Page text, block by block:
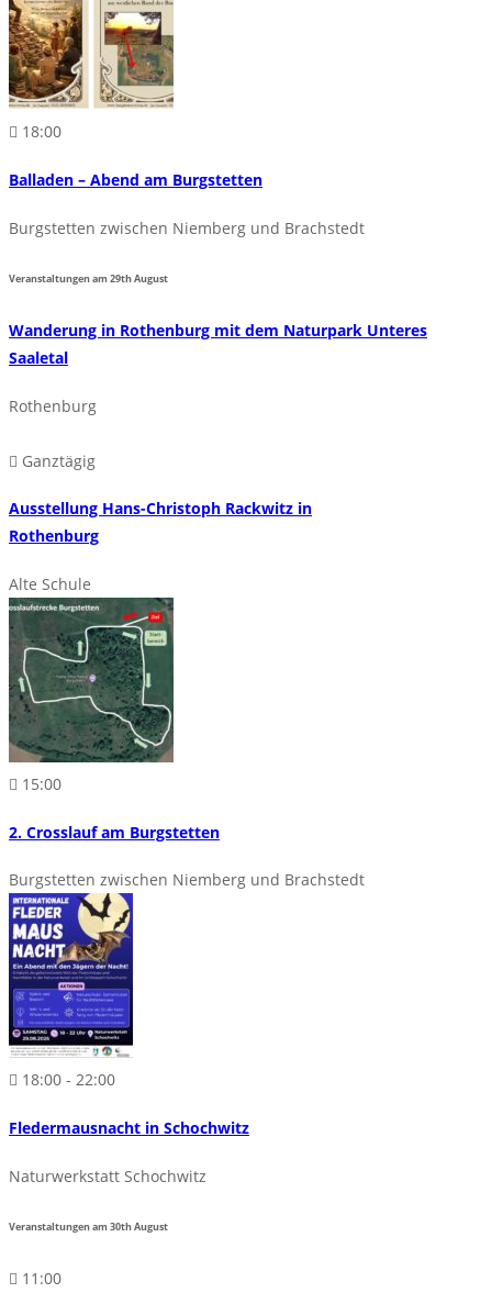
18:00
Balladen – Abend am Burgstetten
Burgstetten zwischen Niemberg und Brachstedt
Veranstaltungen am29thAugust
Wanderung in Rothenburg mit dem Naturpark Unteres
Saaletal
Rothenburg
Ganztägig
Ausstellung Hans-Christoph Rackwitz in
Rothenburg
Alte Schule
15:00
2. Crosslauf am Burgstetten
Burgstetten zwischen Niemberg und Brachstedt
18:00 - 22:00
Fledermausnacht in Schochwitz
Naturwerkstatt Schochwitz
Veranstaltungen am30thAugust
11:00